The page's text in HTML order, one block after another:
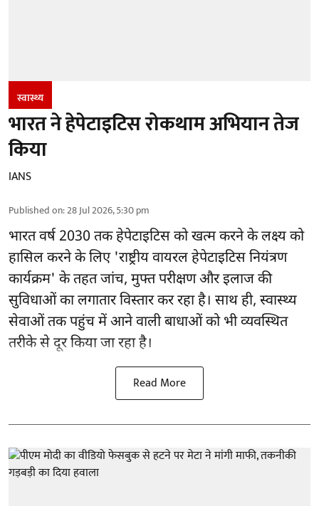
स्वास्थ्य
भारत ने हेपेटाइटिस रोकथाम अभियान तेज
किया
IANS
Published on:28 Jul 2026, 5:30 pm
भारत वर्ष 2030 तक हेपेटाइटिस को खत्म करने के लक्ष्य को
हासिल करने के लिए 'राष्ट्रीय वायरल हेपेटाइटिस नियंत्रण
कार्यक्रम' के तहत जांच, मुफ्त परीक्षण और इलाज की
सुविधाओं का लगातार विस्तार कर रहा है। साथ ही, स्वास्थ्य
सेवाओं तक पहुंच में आने वाली बाधाओं को भी व्यवस्थित
तरीके से दूर किया जा रहा है।
Read More